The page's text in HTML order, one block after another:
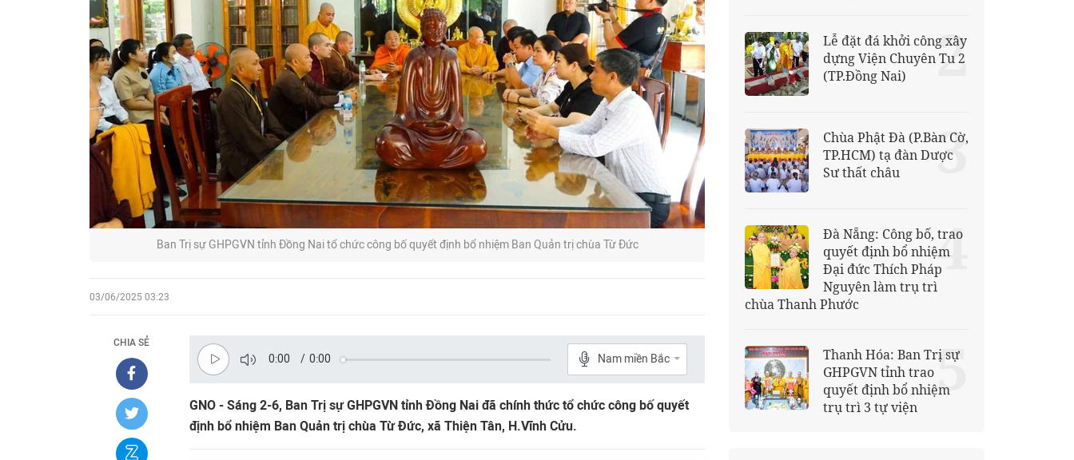
Ban Trị sự GHPGVN tỉnh Đồng Nai tổ chức công bố quyết định bổ nhiệm Ban Quản trị chùa Từ Đức
03/06/2025 03:23
CHIA SẺ
0:00 / 0:00 Nam miền Bắc
GNO - Sáng 2-6, Ban Trị sự GHPGVN tỉnh Đồng Nai đã chính thức tổ chức công bố quyết
định bổ nhiệm Ban Quản trị chùa Từ Đức, xã Thiện Tân, H.Vĩnh Cửu.
Lễ đặt đá khởi công xây
dựng Viện Chuyên Tu 2
(TP.Đồng Nai)
2
Chùa Phật Đà (P.Bàn Cờ,
TP.HCM) tạ đàn Dược
Sư thất châu
3
Đà Nẵng: Công bố, trao
quyết định bổ nhiệm
Đại đức Thích Pháp
Nguyên làm trụ trì
chùa Thanh Phước
4
Thanh Hóa: Ban Trị sự
GHPGVN tỉnh trao
quyết định bổ nhiệm
trụ trì 3 tự viện
5